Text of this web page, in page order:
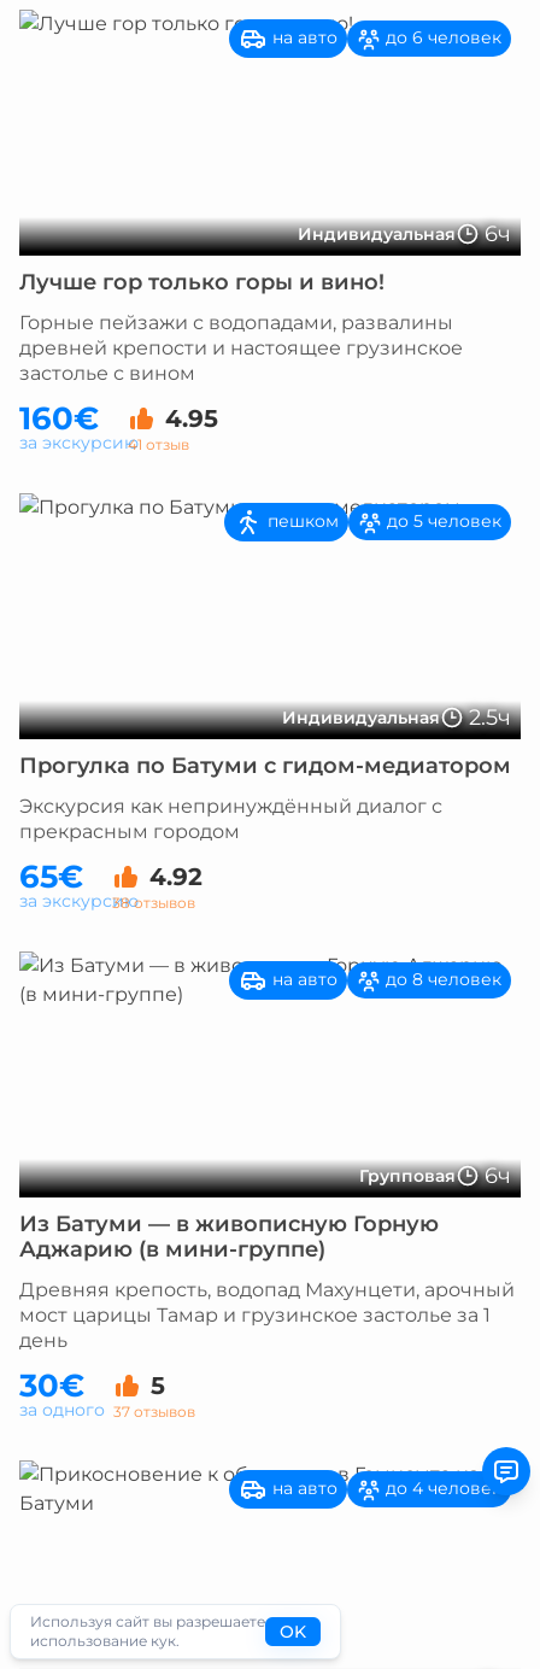
Индивидуальная 6ч
на авто до 6 человек
Лучше гор только горы и вино!
Горные пейзажи с водопадами, развалины
древней крепости и настоящее грузинское
застолье с вином
160€ 4.95
41 отзыв
за экскурсию
Индивидуальная 2.5ч
пешком до 5 человек
Прогулка по Батуми с гидом-медиатором
Экскурсия как непринуждённый диалог с
прекрасным городом
65€ 4.92
38 отзывов
за экскурсию
Групповая 6ч
на авто до 8 человек
Из Батуми — в живописную Горную
Аджарию (в мини-группе)
Древняя крепость, водопад Махунцети, арочный
мост царицы Тамар и грузинское застолье за 1
день
30€ 5
37 отзывов
за одного
на авто до 4 человек
Используя сайт вы разрешаете
использование кук.
OK